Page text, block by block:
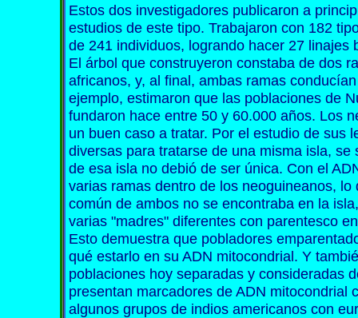
Estos dos investigadores publicaron a
estudios de este tipo. Trabajaron con 182
de 241 individuos, logrando hacer 27 linajes
El árbol que construyeron constaba de dos
africanos, y, al final, ambas ramas
ejemplo, estimaron que las poblaciones de
fundaron hace entre 50 y 60.000 años. Los
un buen caso a tratar. Por el estudio de sus
diversas para tratarse de una misma isla,
de esa isla no debió de ser única. Con el
varias ramas dentro de los neoguineanos,
común de ambos no se encontraba en la
varias "madres" diferentes con parentesco
Esto demuestra que pobladores
qué estarlo en su ADN mitocondrial. Y
poblaciones hoy separadas y consideradas
presentan marcadores de ADN mitocondrial
algunos grupos de indios americanos con